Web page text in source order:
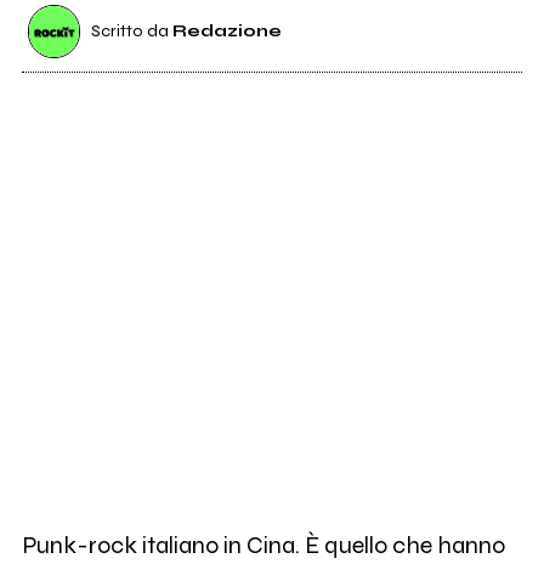
Scritto da Redazione
Punk-rock italiano in Cina. È quello che hanno